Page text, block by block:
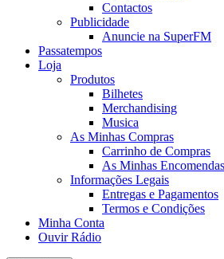
Contactos
Publicidade
Anuncie na SuperFM
Passatempos
Loja
Produtos
Bilhetes
Merchandising
Musica
As Minhas Compras
Carrinho de Compras
As Minhas Encomendas
Informações Legais
Entregas e Pagamentos
Termos e Condições
Minha Conta
Ouvir Rádio